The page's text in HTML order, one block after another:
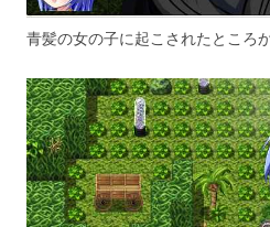
青髪の女の子に起こされたところ